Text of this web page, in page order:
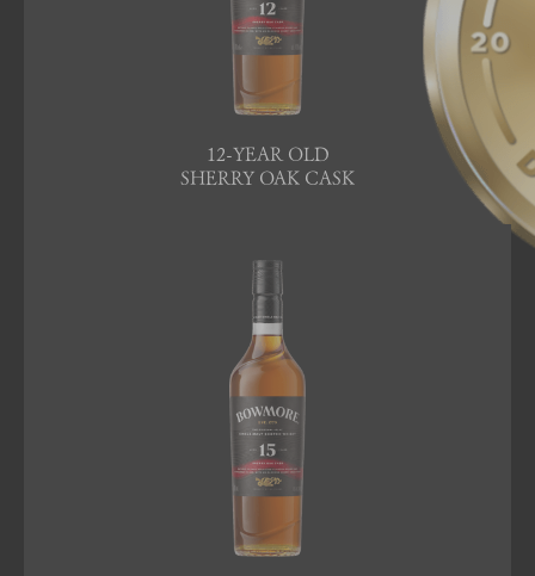
12-YEAR OLD
SHERRY OAK CASK